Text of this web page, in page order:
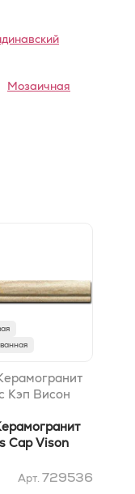
Мозаичная
Кэп Висон
Cap Vison
Арт. 729536